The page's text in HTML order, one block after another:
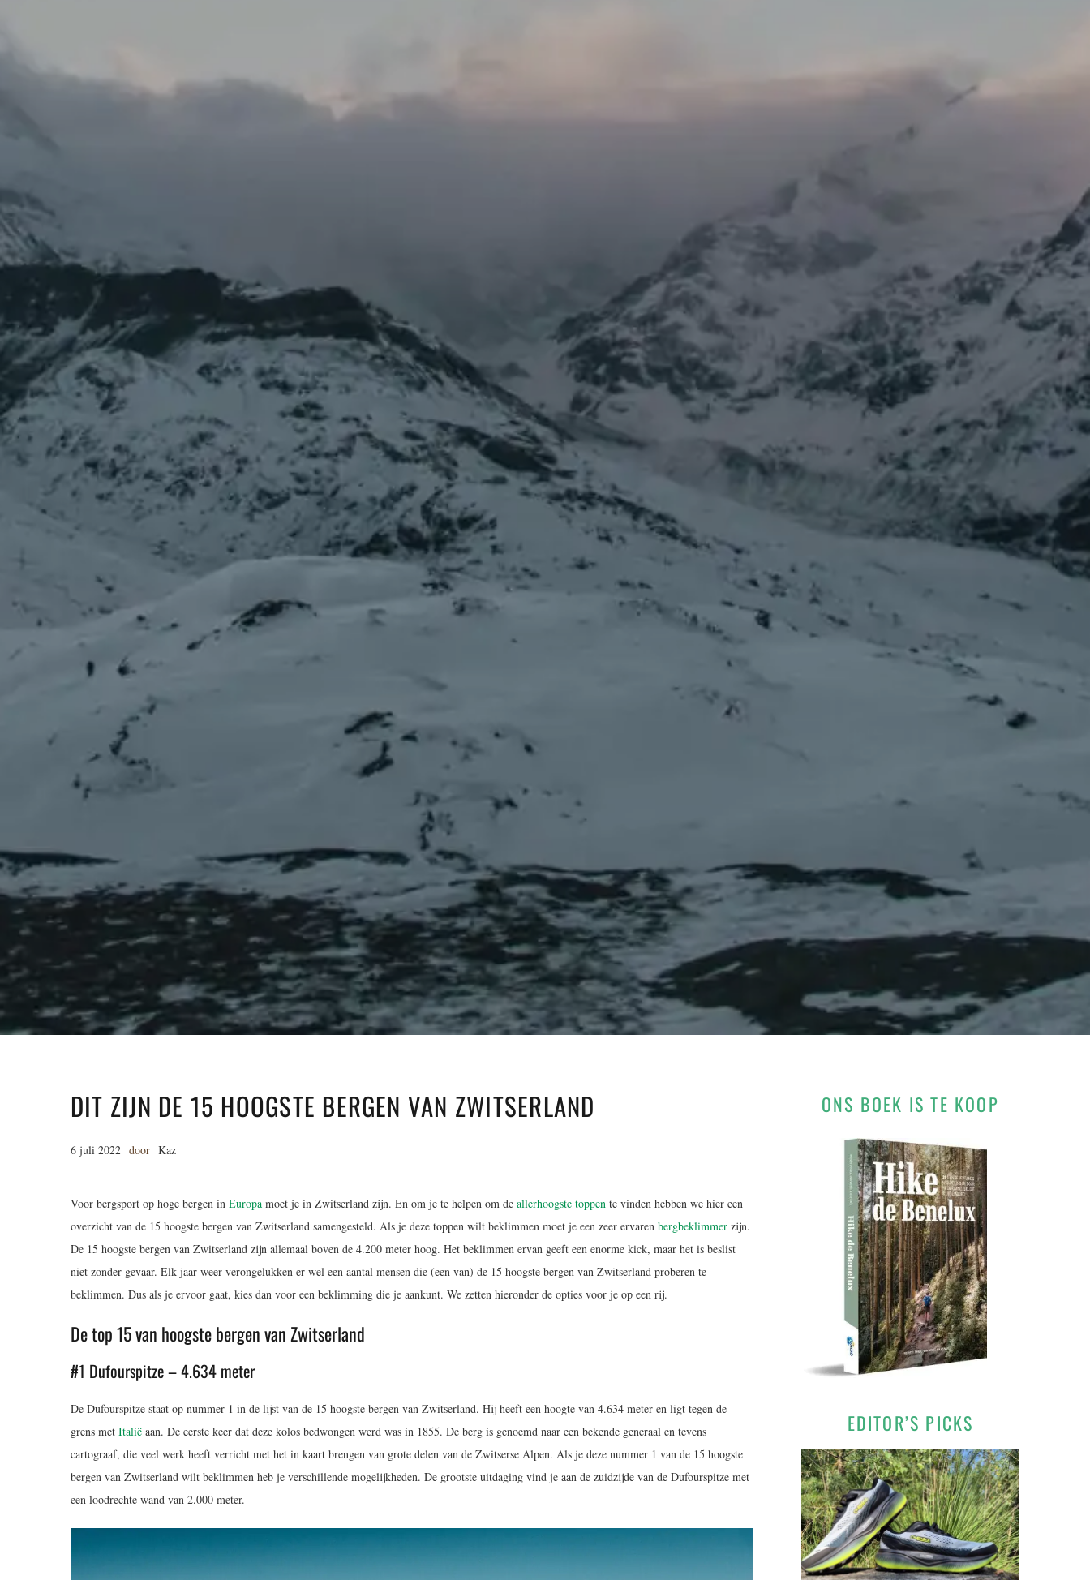
DIT ZIJN DE 15 HOOGSTE BERGEN VAN ZWITSERLAND
6 juli 2022 door Kaz
Voor bergsport op hoge bergen in Europa moet je in Zwitserland zijn. En om je te helpen om de allerhoogste toppen te vinden hebben we hier een
overzicht van de 15 hoogste bergen van Zwitserland samengesteld. Als je deze toppen wilt beklimmen moet je een zeer ervaren bergbeklimmer zijn.
De 15 hoogste bergen van Zwitserland zijn allemaal boven de 4.200 meter hoog. Het beklimmen ervan geeft een enorme kick, maar het is beslist
niet zonder gevaar. Elk jaar weer verongelukken er wel een aantal mensen die (een van) de 15 hoogste bergen van Zwitserland proberen te
beklimmen. Dus als je ervoor gaat, kies dan voor een beklimming die je aankunt. We zetten hieronder de opties voor je op een rij.
De top 15 van hoogste bergen van Zwitserland
#1 Dufourspitze – 4.634 meter
De Dufourspitze staat op nummer 1 in de lijst van de 15 hoogste bergen van Zwitserland. Hij heeft een hoogte van 4.634 meter en ligt tegen de
grens met Italië aan. De eerste keer dat deze kolos bedwongen werd was in 1855. De berg is genoemd naar een bekende generaal en tevens
cartograaf, die veel werk heeft verricht met het in kaart brengen van grote delen van de Zwitserse Alpen. Als je deze nummer 1 van de 15 hoogste
bergen van Zwitserland wilt beklimmen heb je verschillende mogelijkheden. De grootste uitdaging vind je aan de zuidzijde van de Dufourspitze met
een loodrechte wand van 2.000 meter.
ONS BOEK IS TE KOOP
EDITOR’S PICKS